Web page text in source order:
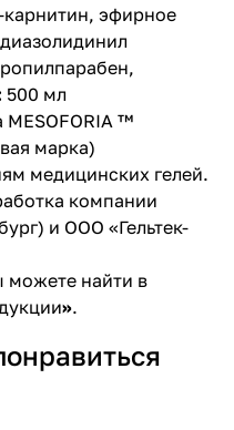
карнитин, эфирное
500 мл
MESOFORIA ™
марка)
медицинских гелей.
компании
и ООО «Гельтек-
можете найти в
».